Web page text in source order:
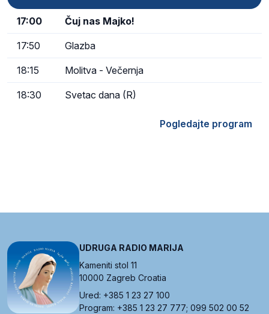
17:00 Čuj nas Majko!
17:50 Glazba
18:15 Molitva - Večernja
18:30 Svetac dana (R)
Pogledajte program
UDRUGA RADIO MARIJA
Kameniti stol 11
10000 Zagreb Croatia
Ured: +385 1 23 27 100
Program: +385 1 23 27 777; 099 502 00 52